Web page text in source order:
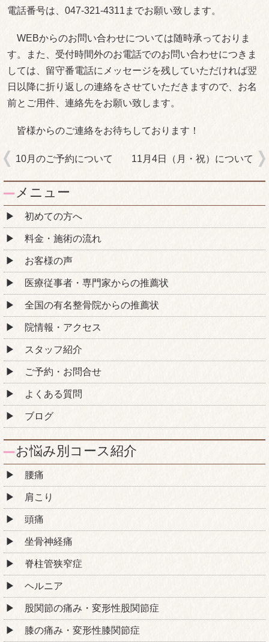
電話番号は、047‐321‐4311までお願い致します。
WEBからのお問い合わせについては随時承っておりま
す。また、受付時間外のお電話でのお問い合わせにつきま
しては、留守番電話にメッセージを残していただければ翌
日以降に折り返しの連絡をさせていただきますので、お名
前とご用件、連絡先をお願い致します。
皆様からのご連絡をお待ちしております！
10月のご予約について 11月4日（月・祝）について
メニュー
初めての方へ
料金・施術の流れ
お客様の声
医療従事者・専門家からの推薦状
全国の有名整骨院からの推薦状
院情報・アクセス
スタッフ紹介
ご予約・お問合せ
よくある質問
ブログ
お悩み別コース紹介
腰痛
肩こり
頭痛
坐骨神経痛
脊柱管狭窄症
ヘルニア
股関節の痛み・変形性股関節症
膝の痛み・変形性膝関節症